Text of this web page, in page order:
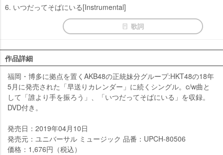
6. いつだってそばにいる[Instrumental]
歌詞
作品詳細
福岡・博多に拠点を置くAKB48の正統妹分グループ:HKT48の18年
5月に発売された「早送りカレンダー」に続くシングル。c/w曲と
して「誰より手を振ろう」、「いつだってそばにいる」を収録。
DVD付き。
発売日：2019年04月10日
発売元：ユニバーサル ミュージック 品番：UPCH-80506
価格：1,676円（税込）